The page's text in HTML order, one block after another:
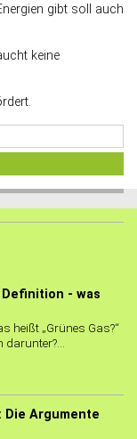
gibt soll auch
keine
Definition - was
heißt „Grünes Gas?“
Die Argumente